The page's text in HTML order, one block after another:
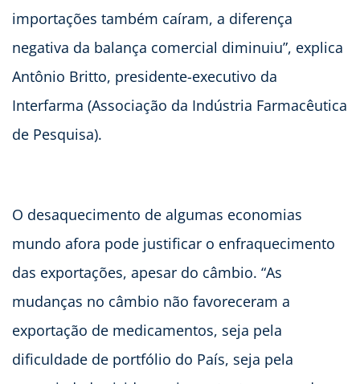
importações também caíram, a diferença
negativa da balança comercial diminuiu”, explica
Antônio Britto, presidente-executivo da
Interfarma (Associação da Indústria Farmacêutica
de Pesquisa).
O desaquecimento de algumas economias
mundo afora pode justificar o enfraquecimento
das exportações, apesar do câmbio. “As
mudanças no câmbio não favoreceram a
exportação de medicamentos, seja pela
dificuldade de portfólio do País, seja pela